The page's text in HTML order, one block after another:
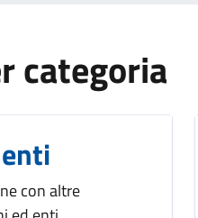
categoria
con altre